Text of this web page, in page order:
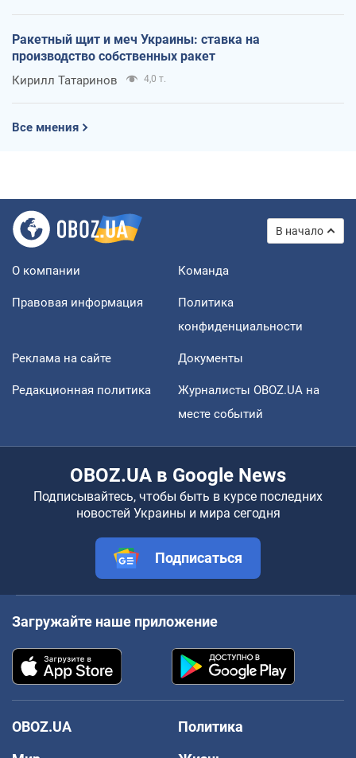
Ракетный щит и меч Украины: ставка на
производство собственных ракет
Кирилл Татаринов 4,0 т.
Все мнения
В начало
О компании Команда
Правовая информация
Политика
конфиденциальности
Реклама на сайте Документы
Редакционная политика
Журналисты OBOZ.UA на
месте событий
OBOZ.UA в Google News
Подписывайтесь, чтобы быть в курсе последних
новостей Украины и мира сегодня
Подписаться
Загружайте наше приложение
OBOZ.UA
Политика